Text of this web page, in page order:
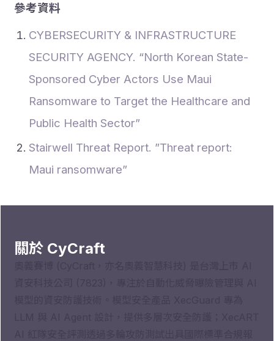
參考資料
CYBERSECURITY & INFRASTRUCTURE
SECURITY AGENCY. “North Korean State-
Sponsored Cyber Actors Use Maui
Ransomware to Target the Healthcare and
Public Health Sector”
Stairwell Threat Report. ”Threat report:
Maui ransomware”
關於 CyCraft